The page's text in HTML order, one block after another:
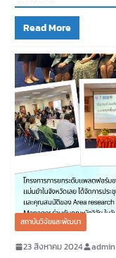
Read More
สถาบันวิจัยและพัฒนา
23 สิงหาคม 2024 admin